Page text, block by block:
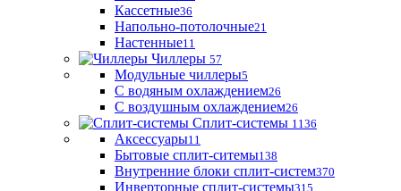
Кассетные36
Напольно-потолочные21
Настенные11
Чиллеры 57
Модульные чиллеры5
С водяным охлаждением26
С воздушным охлаждением26
Сплит-системы 1136
Аксессуары11
Бытовые сплит-ситемы138
Внутренние блоки сплит-систем370
Инверторные сплит-системы315